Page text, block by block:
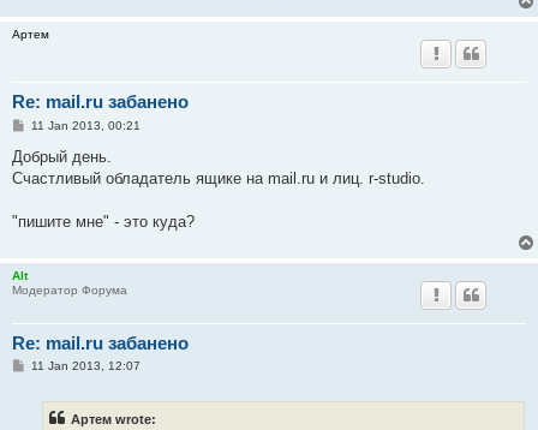
Артем
Re: mail.ru забанено
P
s
11 Jan 2013, 00:21
Добрый день.
Счастливый обладатель ящике на mail.ru и лиц. r-studio.
"пишите мне" - это куда?
Alt
Модератор Форума
Re: mail.ru забанено
P11 Jan 2013, 12:07
Артем wrote: